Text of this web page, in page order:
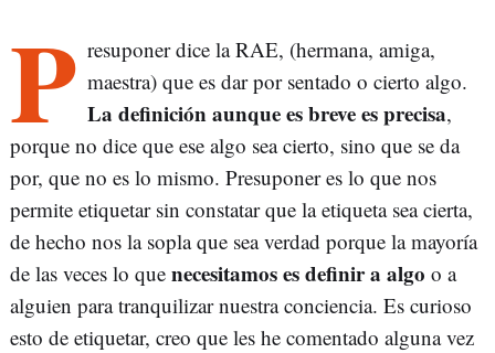
P resuponer dice la RAE, (hermana, amiga,
maestra) que es dar por sentado o cierto algo.
La definición aunque es breve es precisa,
porque no dice que ese algo sea cierto, sino que se da
por, que no es lo mismo. Presuponer es lo que nos
permite etiquetar sin constatar que la etiqueta sea cierta,
de hecho nos la sopla que sea verdad porque la mayoría
de las veces lo que necesitamos es definir a algo o a
alguien para tranquilizar nuestra conciencia. Es curioso
esto de etiquetar, creo que les he comentado alguna vez